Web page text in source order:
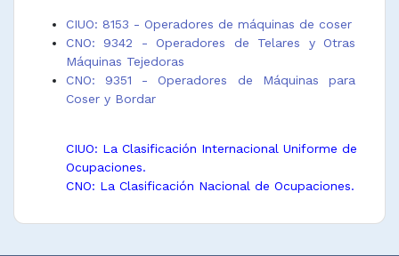
Operador de
máquina
bordadora de
confección
Operador de
cuero
Operador de
máquina de
Operador de
coser prendas
de vestir
Operador de
máquina de
máquina de
tapicería de
Operador de
confección
ropa femenina
máquina de
máquina de
marroquinería
máquina plana
CIUO: 8153 - Operadores de máquinas de coser
CNO: 9342 - Operadores de Telares y Otras
Máquinas Tejedoras
CNO: 9351 - Operadores de Máquinas para
Coser y Bordar
CIUO: La Clasificación Internacional Uniforme de
Ocupaciones.
CNO: La Clasificación Nacional de Ocupaciones.